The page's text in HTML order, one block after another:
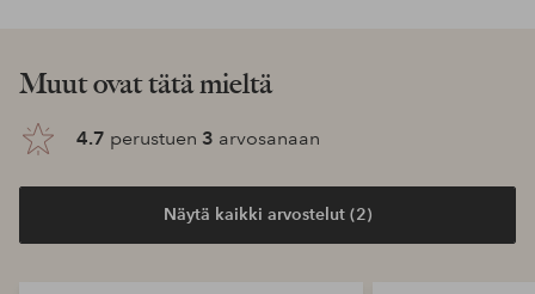
Muut ovat tätä mieltä
4.7 perustuen 3 arvosanaan
Näytä kaikki arvostelut (2)